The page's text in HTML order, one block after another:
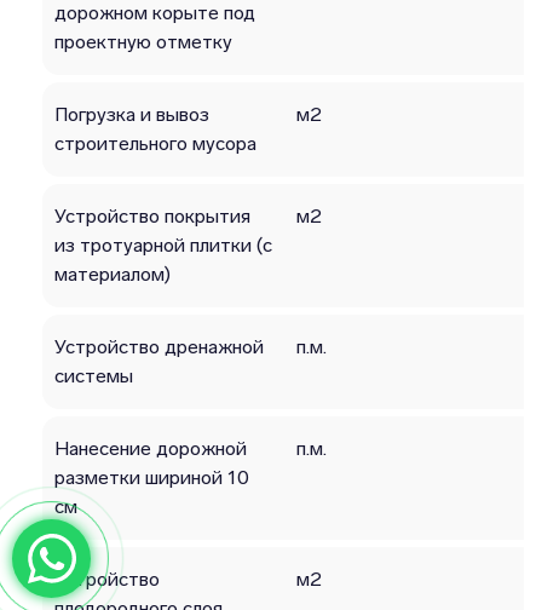
дорожном корыте под
проектную отметку
Погрузка и вывоз
строительного мусора
м2
Устройство покрытия
из тротуарной плитки (с
материалом)
м2
Устройство дренажной
системы
п.м.
Нанесение дорожной
разметки шириной 10
см
п.м.
Устройство
м2